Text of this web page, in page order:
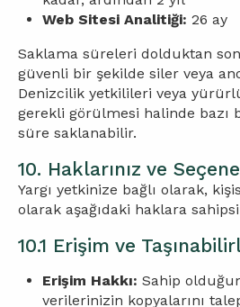
Web Sitesi Analitiği: 26 ay
Saklama süreleri dolduktan
güvenli bir şekilde siler veya
Denizcilik yetkilileri veya
gerekli görülmesi halinde bazı
süre saklanabilir.
10. Haklarınız ve
Yargı yetkinize bağlı olarak,
olarak aşağıdaki haklara
10.1 Erişim ve
Erişim Hakkı: Sahip
verilerinizin kopyalarını